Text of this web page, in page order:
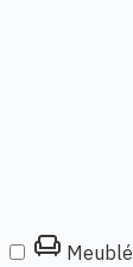
chair Meublé